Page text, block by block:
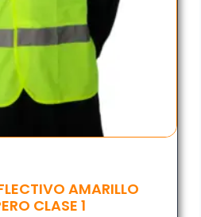
AMARILLO
CLASE 1